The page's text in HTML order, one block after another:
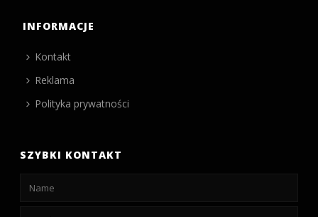
INFORMACJE
Kontakt
Reklama
Polityka prywatności
SZYBKI KONTAKT